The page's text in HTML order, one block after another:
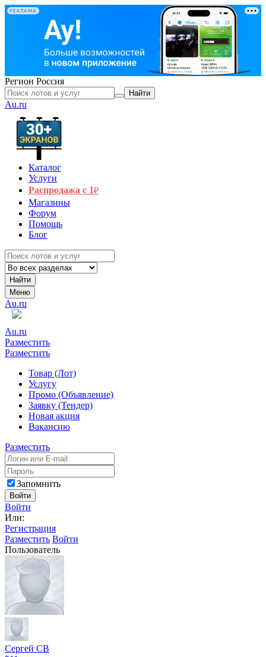
РЕКЛАМА
Регион Россия
Найти
Au.ru
Каталог
Услуги
Распродажа с 1₽
Магазины
Форум
Помощь
Блог
Найти
Меню
Au.ru
Au.ru
Разместить
Разместить
Товар (Лот)
Услугу
Промо (Объявление)
Заявку (Тендер)
Новая акция
Вакансию
Разместить
Запомнить
Войти
Войти
Или:
Регистрация
Разместить Войти
Пользователь
Сергей СВ